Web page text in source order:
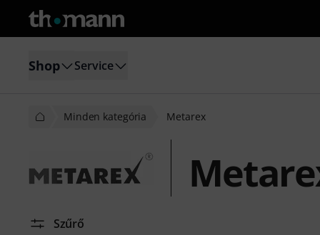
Shop Service
Minden kategória Metarex
Szűrő